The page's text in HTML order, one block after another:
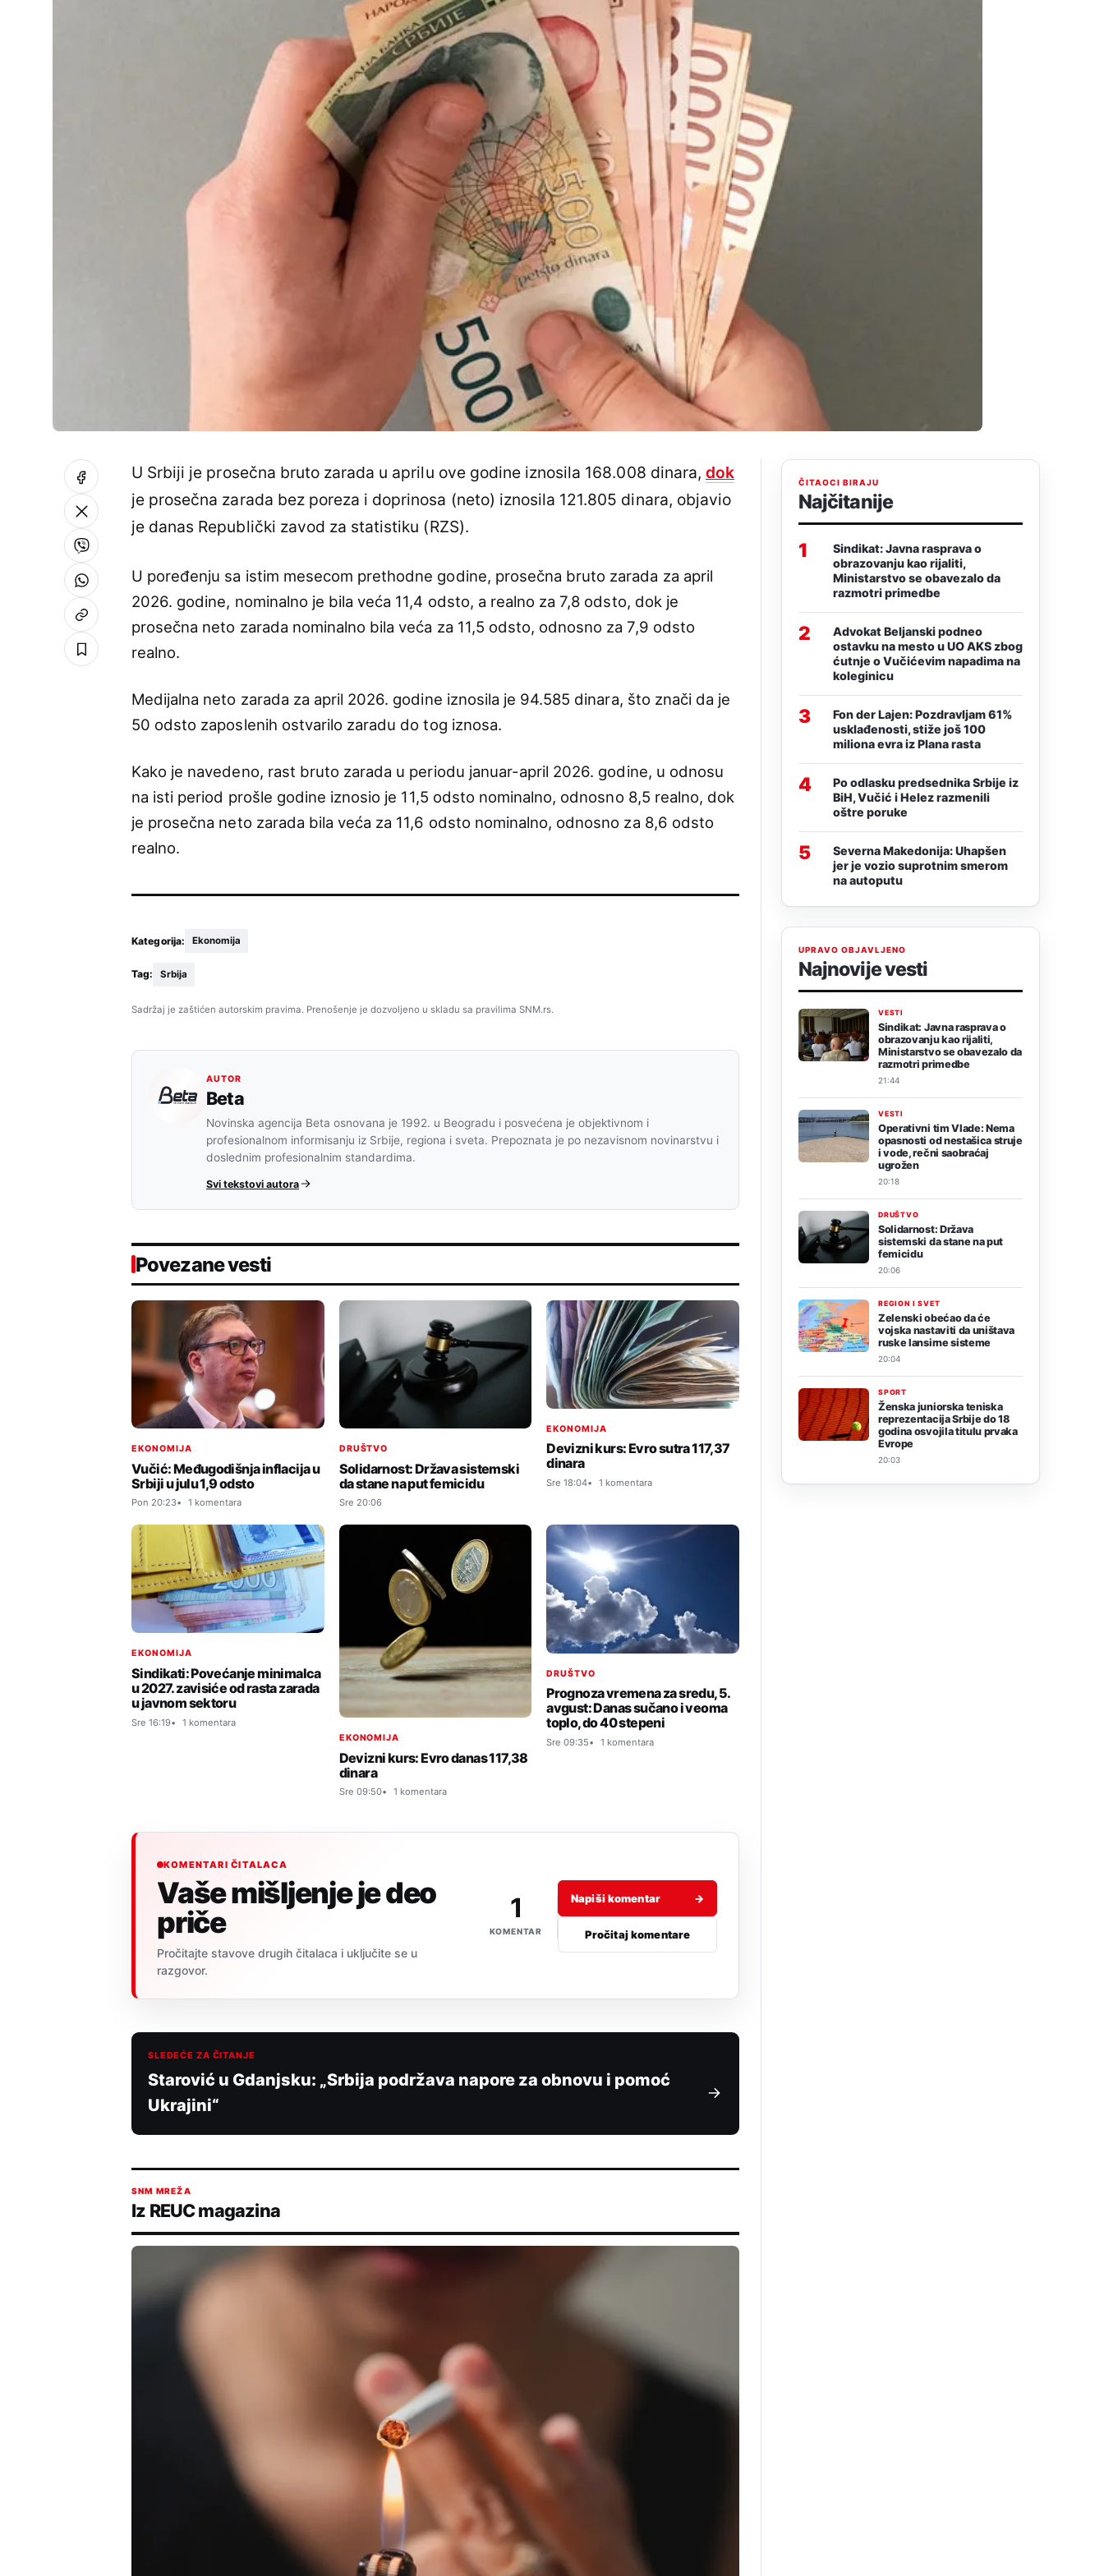
U Srbiji je prosečna bruto zarada u aprilu ove godine iznosila 168.008 dinara, dok
je prosečna zarada bez poreza i doprinosa (neto) iznosila 121.805 dinara, objavio
je danas Republički zavod za statistiku (RZS).
U poređenju sa istim mesecom prethodne godine, prosečna bruto zarada za april
2026. godine, nominalno je bila veća 11,4 odsto, a realno za 7,8 odsto, dok je
prosečna neto zarada nominalno bila veća za 11,5 odsto, odnosno za 7,9 odsto
realno.
Medijalna neto zarada za april 2026. godine iznosila je 94.585 dinara, što znači da je
50 odsto zaposlenih ostvarilo zaradu do tog iznosa.
Kako je navedeno, rast bruto zarada u periodu januar-april 2026. godine, u odnosu
na isti period prošle godine iznosio je 11,5 odsto nominalno, odnosno 8,5 realno, dok
je prosečna neto zarada bila veća za 11,6 odsto nominalno, odnosno za 8,6 odsto
realno.
Kategorija: Ekonomija
Tag: Srbija
Sadržaj je zaštićen autorskim pravima. Prenošenje je dozvoljeno u skladu sa pravilima SNM.rs.
AUTOR
Beta
Novinska agencija Beta osnovana je 1992. u Beogradu i posvećena je objektivnom i
profesionalnom informisanju iz Srbije, regiona i sveta. Prepoznata je po nezavisnom novinarstvu i
doslednim profesionalnim standardima.
Svi tekstovi autora
Povezane vesti
EKONOMIJA
Vučić: Međugodišnja inflacija u
Srbiji u julu 1,9 odsto
Pon 20:23 1 komentara
DRUŠTVO
Solidarnost: Država sistemski
da stane na put femicidu
Sre 20:06
EKONOMIJA
Devizni kurs: Evro sutra 117,37
dinara
Sre 18:04 1 komentara
EKONOMIJA
Sindikati: Povećanje minimalca
u 2027. zavisiće od rasta zarada
u javnom sektoru
Sre 16:19 1 komentara
EKONOMIJA
Devizni kurs: Evro danas 117,38
dinara
Sre 09:50 1 komentara
DRUŠTVO
Prognoza vremena za sredu, 5.
avgust: Danas sučano i veoma
toplo, do 40 stepeni
Sre 09:35 1 komentara
KOMENTARI ČITALACA
Vaše mišljenje je deo
priče
Pročitajte stavove drugih čitalaca i uključite se u
razgovor.
1
KOMENTAR
Napiši komentar →
Pročitaj komentare
SLEDEĆE ZA ČITANJE
Starović u Gdanjsku: „Srbija podržava napore za obnovu i pomoć
Ukrajini“
SNM MREŽA
Iz REUC magazina
ČITAOCI BIRAJU
Najčitanije
1
Sindikat: Javna rasprava o
obrazovanju kao rijaliti,
Ministarstvo se obavezalo da
razmotri primedbe
2
Advokat Beljanski podneo
ostavku na mesto u UO AKS zbog
ćutnje o Vučićevim napadima na
koleginicu
3
Fon der Lajen: Pozdravljam 61%
usklađenosti, stiže još 100
miliona evra iz Plana rasta
4
Po odlasku predsednika Srbije iz
BiH, Vučić i Helez razmenili
oštre poruke
5
Severna Makedonija: Uhapšen
jer je vozio suprotnim smerom
na autoputu
UPRAVO OBJAVLJENO
Najnovije vesti
VESTI
Sindikat: Javna rasprava o
obrazovanju kao rijaliti,
Ministarstvo se obavezalo da
razmotri primedbe
21:44
VESTI
Operativni tim Vlade: Nema
opasnosti od nestašica struje
i vode, rečni saobraćaj
ugrožen
20:18
DRUŠTVO
Solidarnost: Država
sistemski da stane na put
femicidu
20:06
REGION I SVET
Zelenski obećao da će
vojska nastaviti da uništava
ruske lansirne sisteme
20:04
SPORT
Ženska juniorska teniska
reprezentacija Srbije do 18
godina osvojila titulu prvaka
Evrope
20:03